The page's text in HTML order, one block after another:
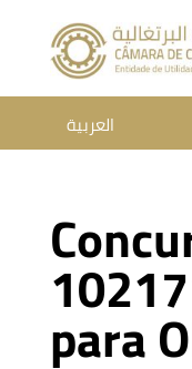
العربية
para